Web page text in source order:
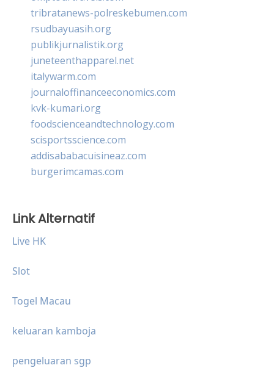
tribratanews-polreskebumen.com
rsudbayuasih.org
publikjurnalistik.org
juneteenthapparel.net
italywarm.com
journaloffinanceeconomics.com
kvk-kumari.org
foodscienceandtechnology.com
scisportsscience.com
addisababacuisineaz.com
burgerimcamas.com
Link Alternatif
Live HK
Slot
Togel Macau
keluaran kamboja
pengeluaran sgp